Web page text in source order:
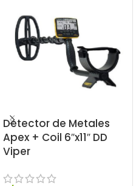
Detector de Metales
Apex + Coil 6″x11″ DD
Viper